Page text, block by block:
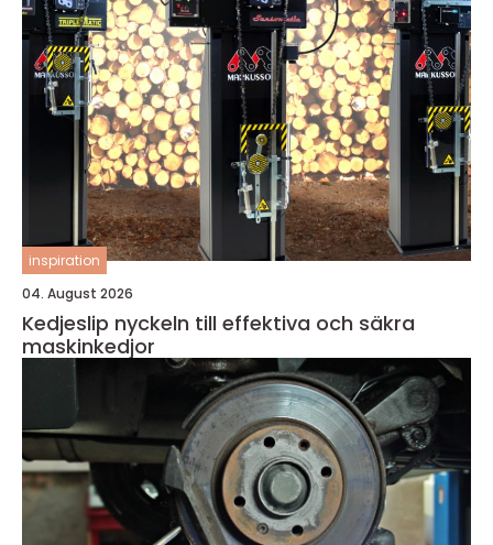
inspiration
04. August 2026
Kedjeslip nyckeln till effektiva och säkra
maskinkedjor